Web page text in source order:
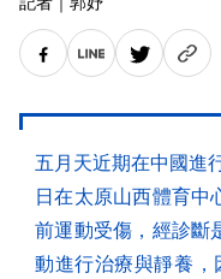
五月天近期在中國進
日在太原山西體育中
前運動受傷，經診斷
動進行治療與靜養